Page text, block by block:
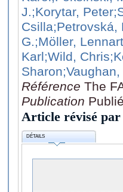
J.;Korytar, Peter
Csilla;Petrovská,
G.;Möller, Lennart
Karl;Wild, Chris
Sharon
Référence The
Publication
Article révisé par
DÉTAILS